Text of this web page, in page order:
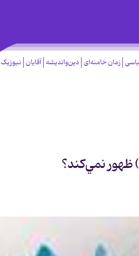
زمان خامنه‌ای دین‌واندیشه آقایان نیوزیک
نمي‌كند؟